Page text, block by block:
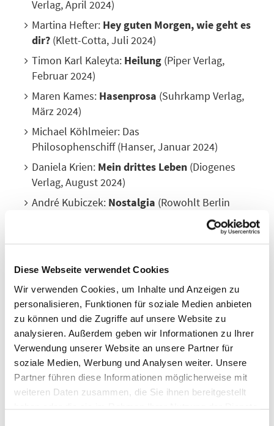
Diese Webseite verwendet Cookies
Wir verwenden Cookies, um Inhalte und Anzeigen zu
personalisieren, Funktionen für soziale Medien anbieten
zu können und die Zugriffe auf unsere Website zu
analysieren. Außerdem geben wir Informationen zu Ihrer
Verwendung unserer Website an unsere Partner für
soziale Medien, Werbung und Analysen weiter. Unsere
Partner führen diese Informationen möglicherweise mit
weiteren Daten zusammen, die Sie ihnen bereitgestellt
Verlag, April 2024)
Martina Hefter: Hey guten Morgen, wie geht es
dir? (Klett-Cotta, Juli 2024)
Timon Karl Kaleyta: Heilung (Piper Verlag,
Februar 2024)
Maren Kames: Hasenprosa (Suhrkamp Verlag,
März 2024)
Michael Köhlmeier: Das
Philosophenschiff (Hanser, Januar 2024)
Daniela Krien: Mein drittes Leben (Diogenes
Verlag, August 2024)
André Kubiczek: Nostalgia (Rowohlt Berlin
(Klett-Cotta,
Clemens Meyer:Die Projektoren
Verlag, August 2024)
Max Oravin:Toni & Toni(Literaturverlag Droschl,
August 2024)
Ronya Othmann:Vierundsiebzig (Rowohlt Verlag,
März 2024)
Mithu Sanyal:Antichristie(Hanser, September
2024)